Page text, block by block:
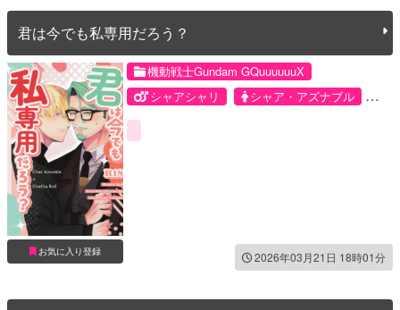
君は今でも私専用だろう？
お気に入り登録
機動戦士Gundam GQuuuuuuX
シャアシャリ
シャア・アズナブル
2026年03月21日 18時01分